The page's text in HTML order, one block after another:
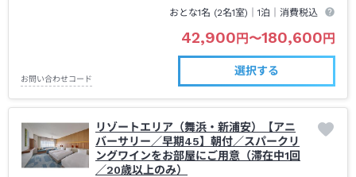
おとな1名 (2名1室)｜1泊 ｜消費税込
42,900 円 〜180,600 円
お問い合わせコード
選択する
リゾートエリア（舞浜・新浦安）【アニ
バーサリー／早期45】朝付／スパークリ
ングワインをお部屋にご用意（滞在中1回
／20歳以上のみ）